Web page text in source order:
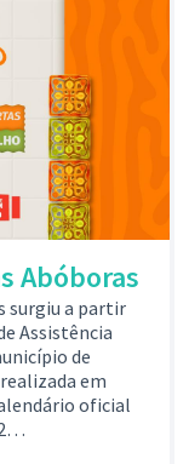
Abóboras
surgiu a partir
Assistência
de
em
oficial